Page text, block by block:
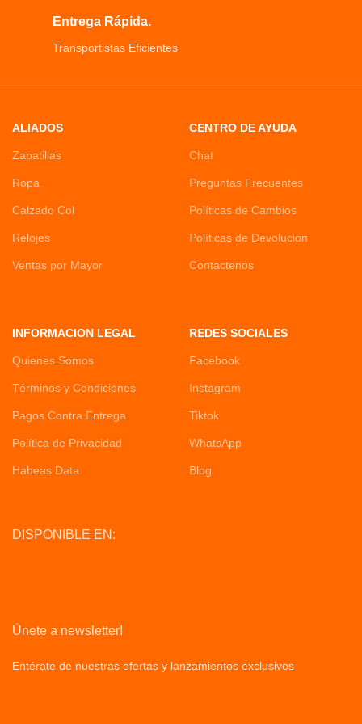
Alisar tus líneas faciales, alisar tus
arrugas y mejorar la circulación
sanguínea.
Entrega Rápida.
Transportistas Eficientes
ALIADOS
Zapatillas
Ropa
Calzado Col
Relojes
Ventas por Mayor
CENTRO DE AYUDA
Chat
Preguntas Frecuentes
Políticas de Cambios
Políticas de Devolucion
Contactenos
INFORMACION LEGAL
Quienes Somos
Términos y Condiciones
Pagos Contra Entrega
Política de Privacidad
Habeas Data
REDES SOCIALES
Facebook
Instagram
Tiktok
WhatsApp
Blog
DISPONIBLE EN:
Únete a newsletter!
Entérate de nuestras ofertas y lanzamientos exclusivos